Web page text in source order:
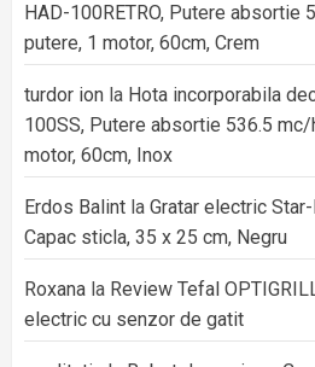
HAD-100RETRO, Putere absortie
putere, 1 motor, 60cm, Crem
turdor ion la Hota incorporabila
100SS, Putere absortie 536.5
motor, 60cm, Inox
Erdos Balint la Gratar electric
Capac sticla, 35 x 25 cm, Negru
Roxana la Review Tefal
electric cu senzor de gatit